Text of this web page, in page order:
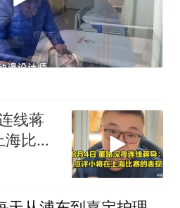
线蒋
比赛